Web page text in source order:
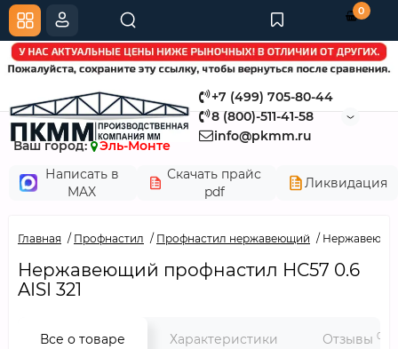
+7 (499) 705-80-44
8 (800)-511-41-58
info@pkmm.ru
Ваш город:
Эль-Монте
Написать в
MAX
Скачать прайс
pdf
Ликвидация
0
Главная Профнастил Профнастил нержавеющий
Нержавеющий профнастил НС57 0.6
AISI 321
Все о товаре Характеристики Отзывы 0